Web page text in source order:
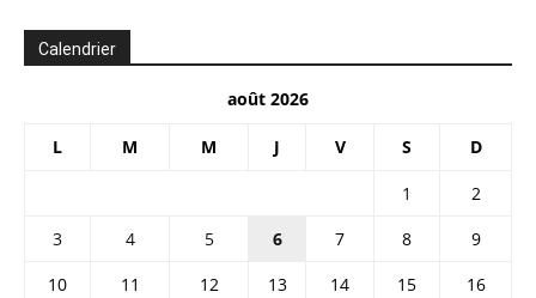
Calendrier
août 2026
L M M J V S D
1
2
3
4 5 6 7 8
9
10
11 12 13 14 15
16